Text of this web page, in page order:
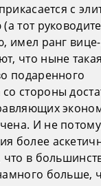
с
тот
имел ранг
что ныне
подаренного
стороны
И не
более
в
больше,